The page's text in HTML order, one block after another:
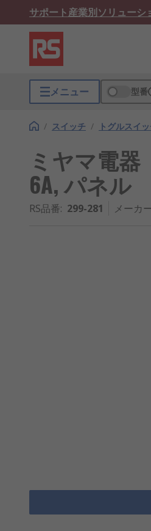
サポート産業別ソリューシ
メニュー 型番
/ スイッチ / トグルスイ
ミヤマ電器
6A, パネル
RS品番: 299-281 メーカ